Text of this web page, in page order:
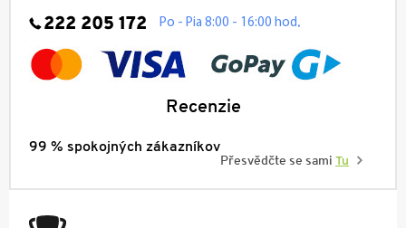
222 205 172 Po - Pia 8:00 - 16:00 hod .
Recenzie
99 % spokojných zákazníkov
Přesvědčte se sami Tu